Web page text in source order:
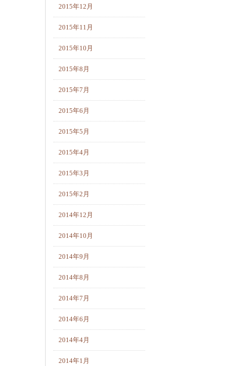
2015年12月
2015年11月
2015年10月
2015年8月
2015年7月
2015年6月
2015年5月
2015年4月
2015年3月
2015年2月
2014年12月
2014年10月
2014年9月
2014年8月
2014年7月
2014年6月
2014年4月
2014年1月